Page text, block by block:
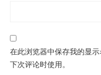
在此浏览器中保存我的显
下次评论时使用。